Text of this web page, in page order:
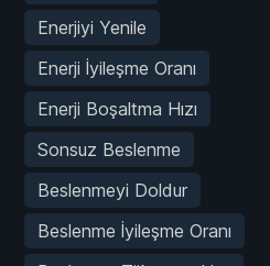
Enerjiyi Yenile
Enerji İyileşme Oranı
Enerji Boşaltma Hızı
Sonsuz Beslenme
Beslenmeyi Doldur
Beslenme İyileşme Oranı